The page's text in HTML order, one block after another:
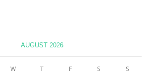
AUGUST 2026
W T F S S